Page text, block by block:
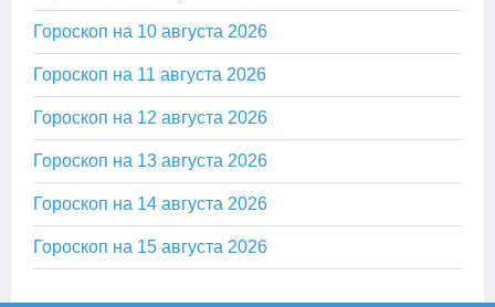
Гороскоп на 10 августа 2026
Гороскоп на 11 августа 2026
Гороскоп на 12 августа 2026
Гороскоп на 13 августа 2026
Гороскоп на 14 августа 2026
Гороскоп на 15 августа 2026